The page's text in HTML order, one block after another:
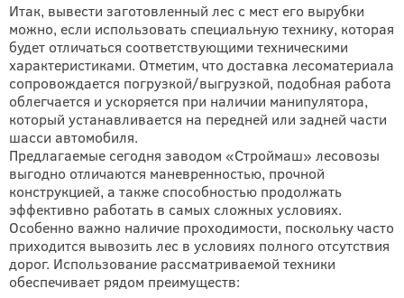
Итак, вывести заготовленный лес с мест его вырубки
можно, если использовать специальную технику, которая
будет отличаться соответствующими техническими
характеристиками. Отметим, что доставка лесоматериала
сопровождается погрузкой/выгрузкой, подобная работа
облегчается и ускоряется при наличии манипулятора,
который устанавливается на передней или задней части
шасси автомобиля.
Предлагаемые сегодня заводом «Строймаш» лесовозы
выгодно отличаются маневренностью, прочной
конструкцией, а также способностью продолжать
эффективно работать в самых сложных условиях.
Особенно важно наличие проходимости, поскольку часто
приходится вывозить лес в условиях полного отсутствия
дорог. Использование рассматриваемой техники
обеспечивает рядом преимуществ: